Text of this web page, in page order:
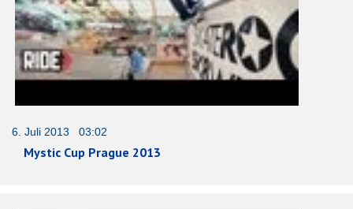
6. Juli 2013 03:02
Mystic Cup Prague 2013